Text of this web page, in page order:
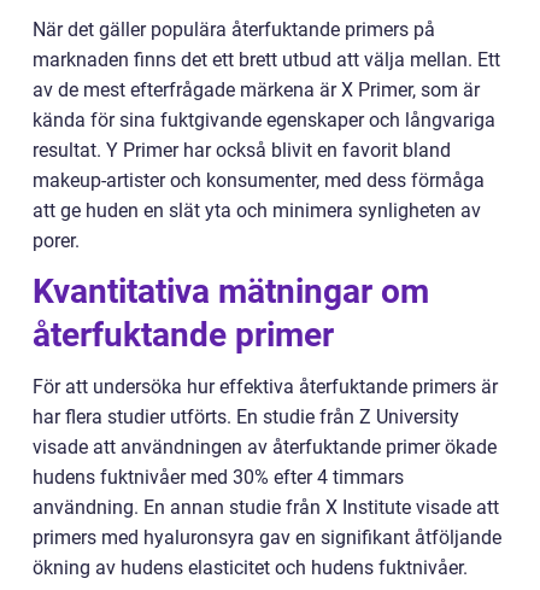
När det gäller populära återfuktande primers på
marknaden finns det ett brett utbud att välja mellan. Ett
av de mest efterfrågade märkena är X Primer, som är
kända för sina fuktgivande egenskaper och långvariga
resultat. Y Primer har också blivit en favorit bland
makeup-artister och konsumenter, med dess förmåga
att ge huden en slät yta och minimera synligheten av
porer.
Kvantitativa mätningar om
återfuktande primer
För att undersöka hur effektiva återfuktande primers är
har flera studier utförts. En studie från Z University
visade att användningen av återfuktande primer ökade
hudens fuktnivåer med 30% efter 4 timmars
användning. En annan studie från X Institute visade att
primers med hyaluronsyra gav en signifikant åtföljande
ökning av hudens elasticitet och hudens fuktnivåer.